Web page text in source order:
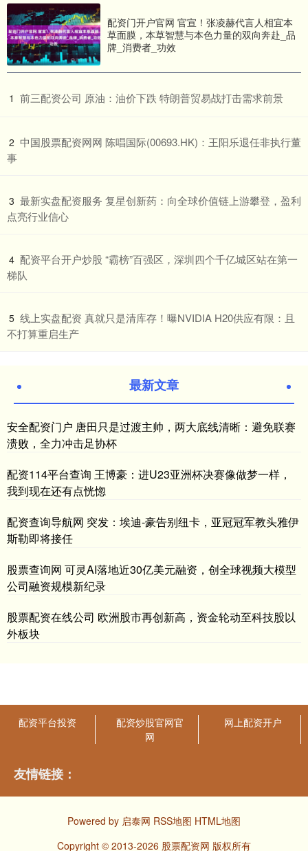
配资门开户官网 官宣！张凌赫代言人相宜本
草面膜，本草智慧与本色力量的双向奔赴_品
牌_消费者_功效
1 ​前三配资公司 原油：油价下跌 特朗普贸易战打击需求前景
2 ​中国股票配资网网 陈唱国际(00693.HK)：王阳乐退任非执行董
事
3 ​最新实盘配资服务 复星创新药：向全球价值链上游攀登，盈利
点亮行业信心
4 ​配资平台开户炒股 “霸榜”百强区，深圳四个千亿城区站在第一
梯队
5 ​线上实盘配资 真就只是清库存！曝NVIDIA H20供应有限：且
不打算重启生产
最新文章
安全配资门户 唐田只是过渡主帅，两大底线清晰：避免联赛
溃败，全力冲击足协杯
配资114平台查询 王博豪：进U23亚洲杯决赛像做梦一样，
我到现在还有点恍惚
配资查询导航网 突发：埃迪-豪告别纽卡，亚冠冠军教头雅伊
斯勒即将接任
股票查询网 可灵AI落地近30亿美元融资，创全球视频大模型
公司融资规模新纪录
股票配资在线公司 欧洲股市再创新高，资金轮动至科技股以
外板块
配资平台投资
配资炒股官网官
网
网上配资开户
友情链接：
Powered by 启泰网 RSS地图 HTML地图
Copyright © 2013-2026 股票配资网 版权所有